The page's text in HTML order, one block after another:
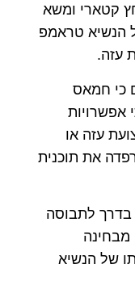
קטארי ומשא
הנשיא טראמפ
עזה.
כי חמאס
אפשרויות
עזה או
את תוכנית
לתבוסה
של הנשיא